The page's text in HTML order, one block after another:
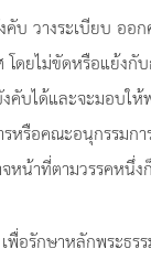
บ วางระเบียบ ออ
โดยไม่ขัดหรือแย้งกั
คับได้และจะมอบใ
หรือคณะอนุกรรมกา
หน้าที่ตามวรรคหนึ่ง
พื่อรักษาหลักพระธร